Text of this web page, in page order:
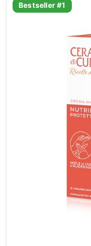
Bestseller #1